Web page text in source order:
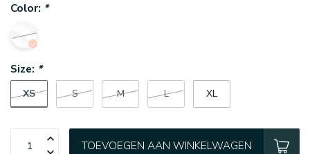
Color: *
Size: *
XS S M L XL
TOEVOEGEN AAN WINKELWAGEN